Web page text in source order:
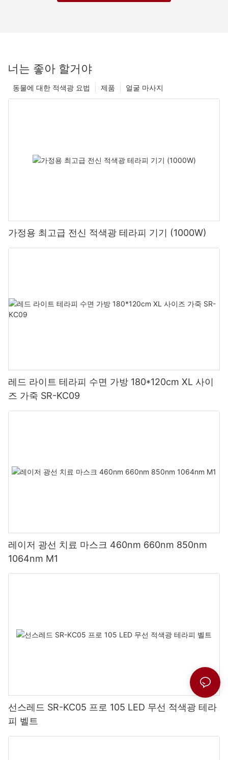
너는 좋아 할거야
얼굴 마사지
제품
동물에 대한 적색광 요법
가정용 최고급 전신 적색광 테라피 기기 (1000W)
레드 라이트 테라피 수면 가방 180*120cm XL 사이
즈 가죽 SR-KC09
레이저 광선 치료 마스크 460nm 660nm 850nm
1064nm M1
선스레드 SR-KC05 프로 105 LED 무선 적색광 테라
피 벨트